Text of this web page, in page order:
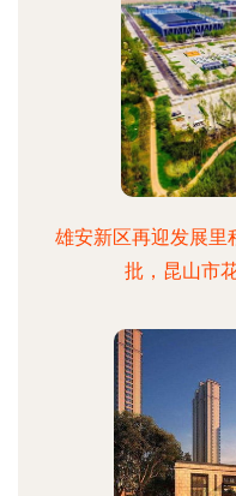
雄安新区再迎发展里
批，昆山市